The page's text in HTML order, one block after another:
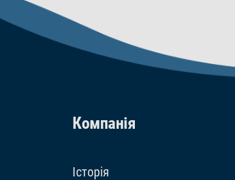
Компанія
Історія